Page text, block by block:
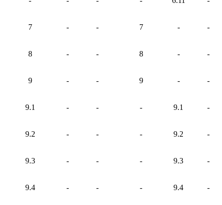
7 - - 7 - -
8 - - 8 - -
9 - - 9 - -
9.1 - - - 9.1 -
9.2 - - - 9.2 -
9.3 - - - 9.3 -
9.4 - - - 9.4 -